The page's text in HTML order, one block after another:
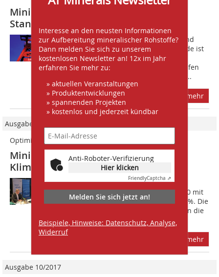
Interesse an den neusten Informationen
zur Aufbereitung mineralischer Rohstoffe?
Dann melden Sie sich zu unserem
kostenlosen Newsletter an! 12x im Jahr
erfahren Sie mehr zu:
» aktuellen Veranstaltungen
» Produktentwicklungen
» spannenden Projekten
» kostenlos und jederzeit kündbar
Anti-Roboter-Verifizierung
Hier klicken
FriendlyCaptcha ⇗
Melden Sie sich jetzt an!
Beispiele, Hinweise: Datenschutz, Analyse,
Widerruf
Mining Equipment sichert Hightech-
Standort Deutschland
Eine neue Sichtweise auf Rohstoffe und
deren Bedeutung für die Energiewende ist
für ein Gelingen der Klimawende in
Deutschland unverzichtbar. Dabei helfen
Digitalisierung und Bürokratieabbau....
mehr
Ausgabe 01-02/2021
Optimistischer Ausblick
Mining ist unverzichtbar für die
Klimawende
D?ie Bergbaumaschinenindustrie in
Deutschland rechnet für das Jahr 2020 mit
einem Umsatzrückgang von 10 bis 15 %. Die
Branche blickt dennoch optimistisch in die
Zukunft, denn nur modernste...
mehr
Ausgabe 10/2017